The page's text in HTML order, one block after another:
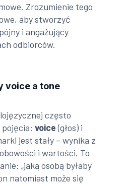
Zrozumienie tego
aby stworzyć
i angażujący
odbiorców.
voice a tone
często
pojęcia:voice(głos) i
jest stały – wynika z
i wartości. To
„jaką osobą byłaby
natomiast może się